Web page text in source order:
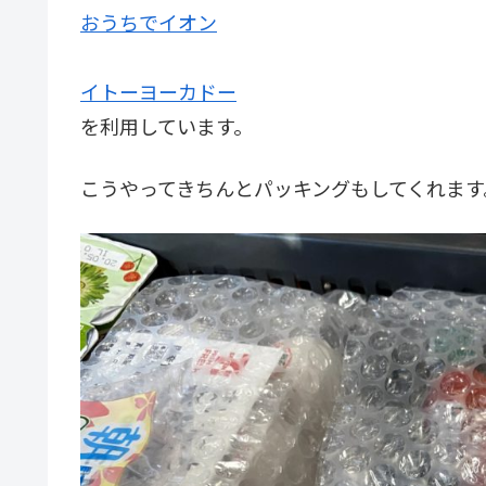
おうちでイオン
イトーヨーカドー
を利用しています。
こうやってきちんとパッキングもしてくれま